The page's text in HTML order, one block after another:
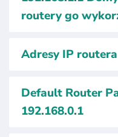
routery go
Adresy IP
Default Router
192.168.0.1